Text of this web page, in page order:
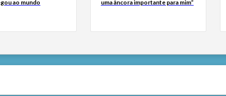
ao mundo
uma âncora importante para mim”